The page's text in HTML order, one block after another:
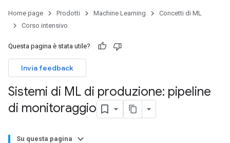
Home page Prodotti Machine Learning
Concetti di ML
Corso intensivo
Questa pagina è stata utile?
Invia feedback
Sistemi di ML di produzione: pipeline
di monitoraggio
Su questa pagina